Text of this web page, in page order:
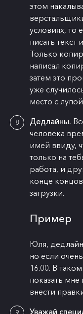
этом
условиях, то
писать
Только
написал
затем это
уже
место с
Дедлайны.
человека
имей ввиду,
только на
работа, и
конце
загрузки.
Пример
Юля, дедлайн
но если
16.00. В
показать
внести
Уважай